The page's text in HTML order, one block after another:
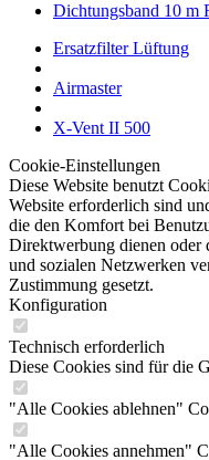
Dichtungsband 10 m
Ersatzfilter Lüftung
Airmaster
X-Vent II 500
Cookie-Einstellungen
Diese Website benutzt
Website erforderlich sind
die den Komfort bei
Direktwerbung dienen oder
und sozialen Netzwerken
Zustimmung gesetzt.
Konfiguration
Technisch erforderlich
Diese Cookies sind für die
"Alle Cookies ablehnen"
"Alle Cookies annehmen"